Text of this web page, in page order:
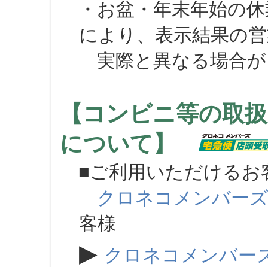
・お盆・年末年始の
により、表示結果の
実際と異なる場合が
【コンビニ等の取
について】
■ご利用いただけるお
クロネコメンバーズ
客様
▶ クロネコメンバー